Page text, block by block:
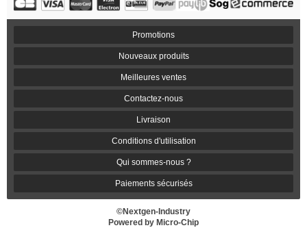
Promotions
Nouveaux produits
Meilleures ventes
Contactez-nous
Livraison
Conditions d'utilisation
Qui sommes-nous ?
Paiements sécurisés
©Nextgen-Industry
Powered by Micro-Chip